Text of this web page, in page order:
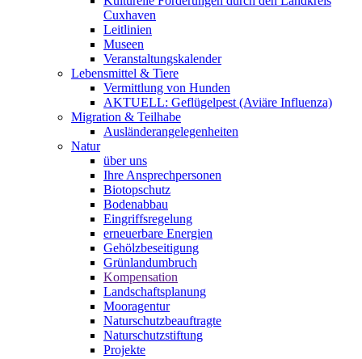
Cuxhaven
Leitlinien
Museen
Veranstaltungskalender
Lebensmittel & Tiere
Vermittlung von Hunden
AKTUELL: Geflügelpest (Aviäre Influenza)
Migration & Teilhabe
Ausländerangelegenheiten
Natur
über uns
Ihre Ansprechpersonen
Biotopschutz
Bodenabbau
Eingriffsregelung
erneuerbare Energien
Gehölzbeseitigung
Grünlandumbruch
Kompensation
Landschaftsplanung
Mooragentur
Naturschutzbeauftragte
Naturschutzstiftung
Projekte